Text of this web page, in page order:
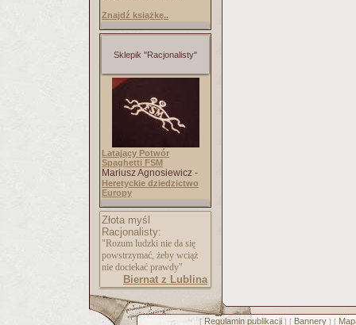
Znajdź książkę..
Sklepik "Racjonalisty"
Latający Potwór
Spaghetti FSM
Mariusz Agnosiewicz -
Heretyckie dziedzictwo
Europy
Złota myśl
Racjonalisty:
"Rozum ludzki nie da się
powstrzymać, żeby wciąż
nie dociekać prawdy"
Biernat z Lublina
[ Regulamin publikacji] [ Bannery] [